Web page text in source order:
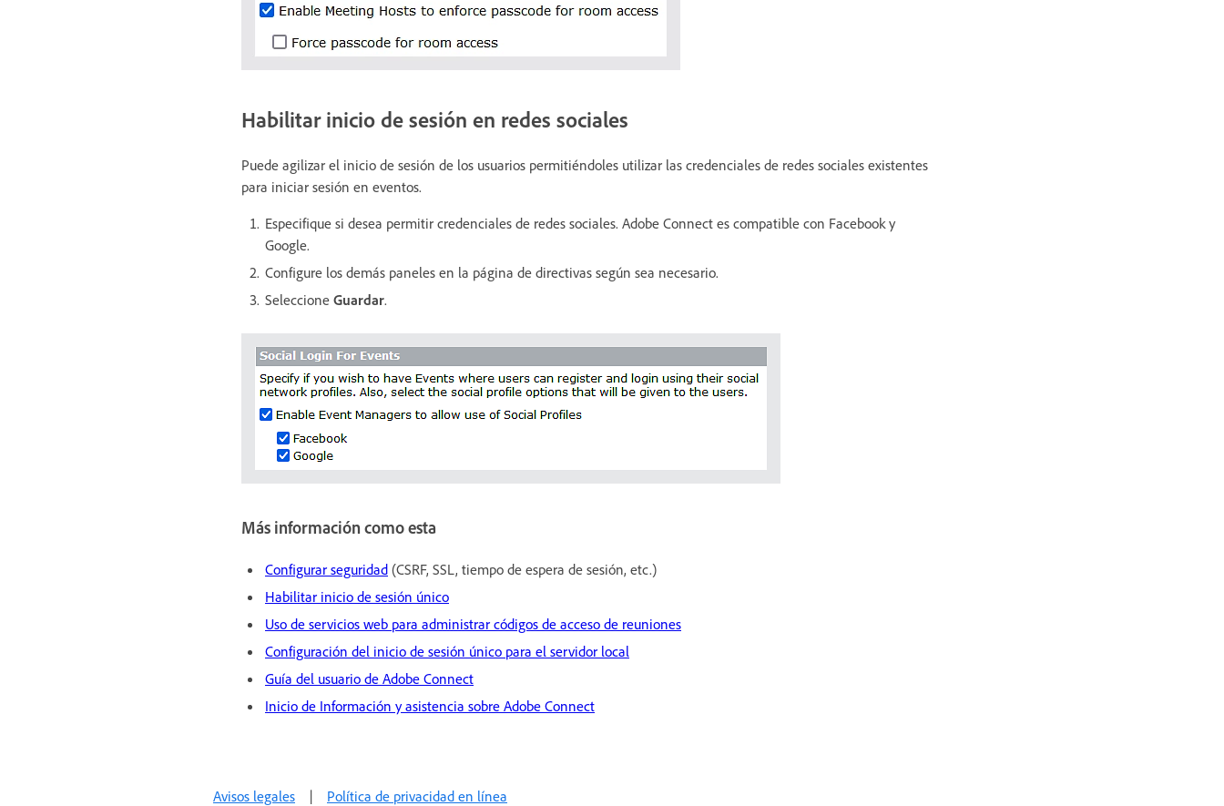
Habilitar inicio de sesión en redes sociales
Puede agilizar el inicio de sesión de los usuarios permitiéndoles utilizar las credenciales de redes sociales existentes
para iniciar sesión en eventos.
Especifique si desea permitir credenciales de redes sociales. Adobe Connect es compatible con Facebook y
Google.
Configure los demás paneles en la página de directivas según sea necesario.
Seleccione Guardar.
Más información como esta
Configurar seguridad (CSRF, SSL, tiempo de espera de sesión, etc.)
Habilitar inicio de sesión único
Uso de servicios web para administrar códigos de acceso de reuniones
Configuración del inicio de sesión único para el servidor local
Guía del usuario de Adobe Connect
Inicio de Información y asistencia sobre Adobe Connect
Avisos legales | Política de privacidad en línea